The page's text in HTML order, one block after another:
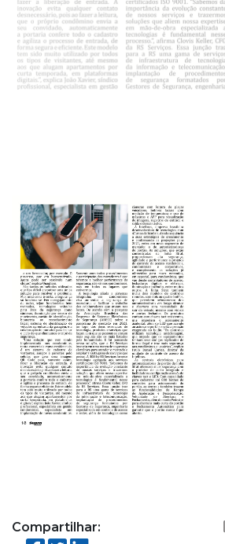
Compartilhar: